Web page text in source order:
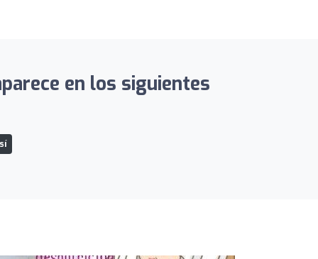
en los siguientes